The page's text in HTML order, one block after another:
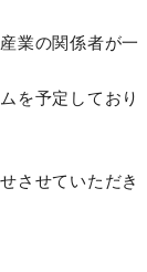
業の関係者が一
を予定しており
させていただき